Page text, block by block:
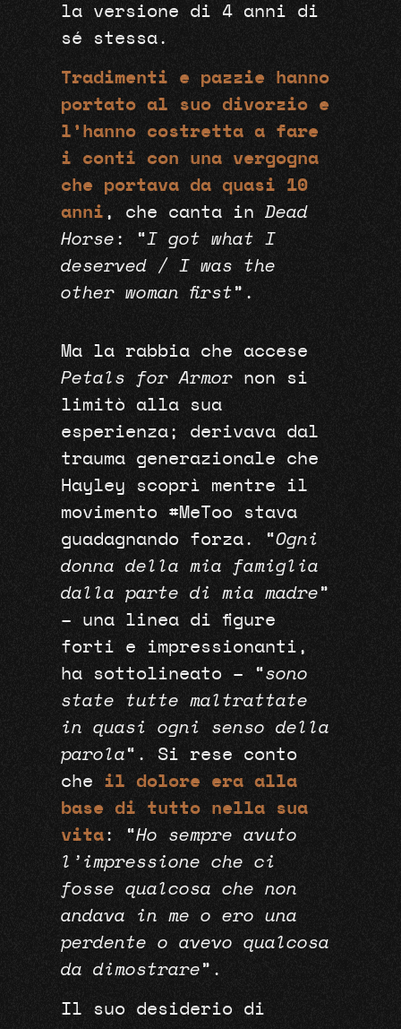
la versione di 4 anni di
sé stessa.
Tradimenti e pazzie hanno
portato al suo divorzio e
l’hanno costretta a fare
i conti con una vergogna
che portava da quasi 10
anni , che canta inDead
Horse : “I got what I
deserved / I was the
other woman first ”.
Ma la rabbia che accese
Petals for Armor non si
limitò alla sua
esperienza; derivava dal
trauma generazionale che
Hayley scoprì mentre il
movimento #MeToo stava
guadagnando forza. “Ogni
donna della mia famiglia
dalla parte di mia madre ”
– una linea di figure
forti e impressionanti,
ha sottolineato – “sono
state tutte maltrattate
in quasi ogni senso della
parola “. Si rese conto
che il dolore era alla
base di tutto nella sua
vita : “Ho sempre avuto
l’impressione che ci
fosse qualcosa che non
andava in me o ero una
perdente o avevo qualcosa
da dimostrare ”.
Il suo desiderio di